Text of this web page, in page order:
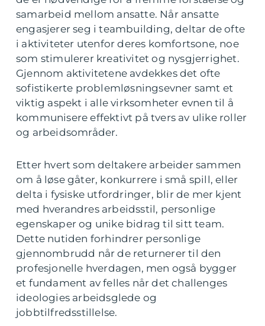
samarbeid mellom ansatte. Når ansatte
engasjerer seg i teambuilding, deltar de ofte
i aktiviteter utenfor deres komfortsone, noe
som stimulerer kreativitet og nysgjerrighet.
Gjennom aktivitetene avdekkes det ofte
sofistikerte problemløsningsevner samt et
viktig aspekt i alle virksomheter evnen til å
kommunisere effektivt på tvers av ulike roller
og arbeidsområder.
Etter hvert som deltakere arbeider sammen
om å løse gåter, konkurrere i små spill, eller
delta i fysiske utfordringer, blir de mer kjent
med hverandres arbeidsstil, personlige
egenskaper og unike bidrag til sitt team.
Dette nutiden forhindrer personlige
gjennombrudd når de returnerer til den
profesjonelle hverdagen, men også bygger
et fundament av felles når det challenges
ideologies arbeidsglede og
jobbtilfredsstillelse.